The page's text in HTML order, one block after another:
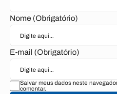
Nome (Obrigatório)
E-mail (Obrigatório)
Salvar meus dados neste
comentar.